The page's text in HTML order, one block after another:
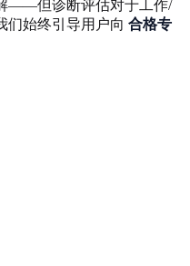
——但诊断评估对于工作/
们始终引导用户向 合格专